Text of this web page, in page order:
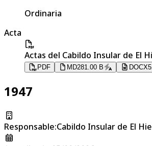
Ordinaria
Acta
Actas del Cabildo Insular de El
PDF MD281.00 B DOCX
1947
Responsable:Cabildo Insular de El